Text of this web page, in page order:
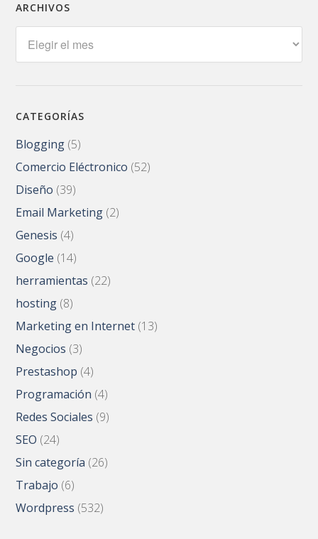
ARCHIVOS
CATEGORÍAS
Blogging (5)
Comercio Eléctronico (52)
Diseño (39)
Email Marketing (2)
Genesis (4)
Google (14)
herramientas (22)
hosting (8)
Marketing en Internet (13)
Negocios (3)
Prestashop (4)
Programación (4)
Redes Sociales (9)
SEO (24)
Sin categoría (26)
Trabajo (6)
Wordpress (532)